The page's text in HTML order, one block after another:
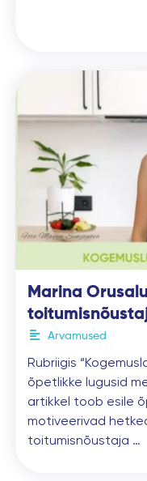
Marina
Arvamused
Rubriigis
õpetlikke lugusid
artikkel toob esile
motiveerivad
toitumisnõustaja …